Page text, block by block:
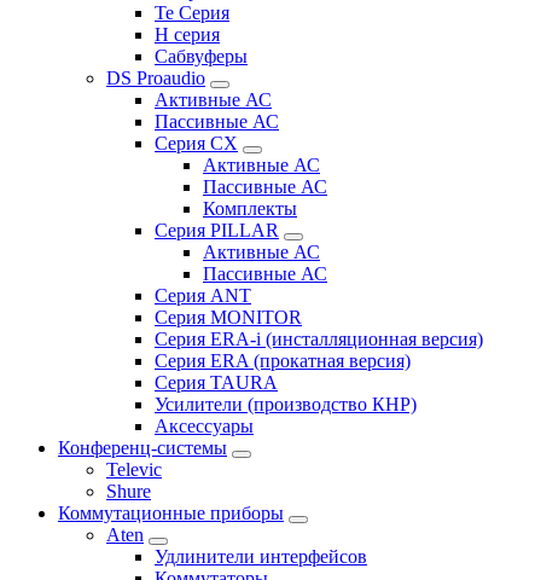
Te Серия
H серия
Сабвуферы
DS Proaudio
Активные АС
Пассивные АС
Серия CX
Активные АС
Пассивные АС
Комплекты
Серия PILLAR
Активные АС
Пассивные АС
Серия ANT
Серия MONITOR
Серия ERA-i (инсталляционная версия)
Серия ERA (прокатная версия)
Серия TAURA
Усилители (производство КНР)
Аксессуары
Конференц-системы
Televic
Shure
Коммутационные приборы
Aten
Удлинители интерфейсов